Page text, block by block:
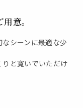
意。
シーンに最適な少
と寛いでいただけ